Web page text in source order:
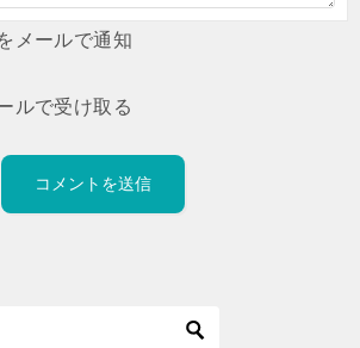
メールで通知
ルで受け取る